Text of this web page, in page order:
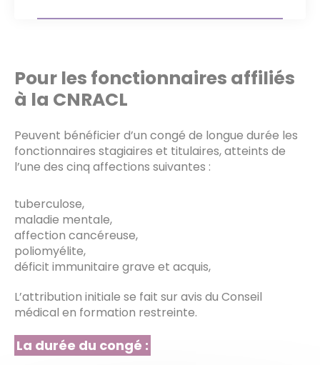
Pour les fonctionnaires affiliés
à la CNRACL
Peuvent bénéficier d’un congé de longue durée les
fonctionnaires stagiaires et titulaires, atteints de
l’une des cinq affections suivantes :
tuberculose,
maladie mentale,
affection cancéreuse,
poliomyélite,
déficit immunitaire grave et acquis,
L’attribution initiale se fait sur avis du Conseil
médical en formation restreinte.
La durée du congé :